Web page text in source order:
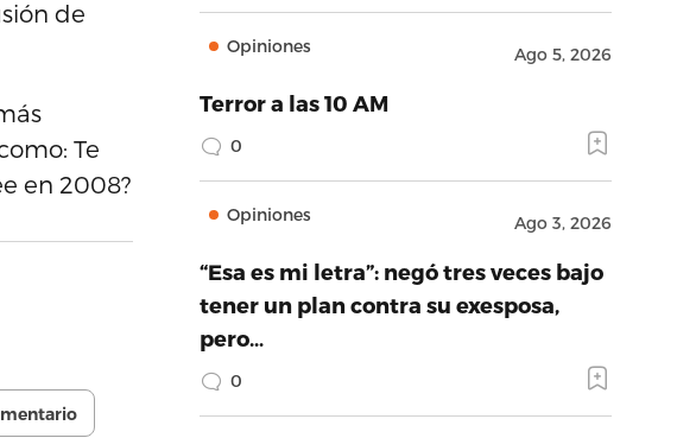
de
Te
en 2008?
Opiniones Ago 5, 2026
Terror a las 10 AM
0
Opiniones Ago 3, 2026
“Esa es mi letra”: negó tres veces bajo
tener un plan contra su exesposa,
pero…
0